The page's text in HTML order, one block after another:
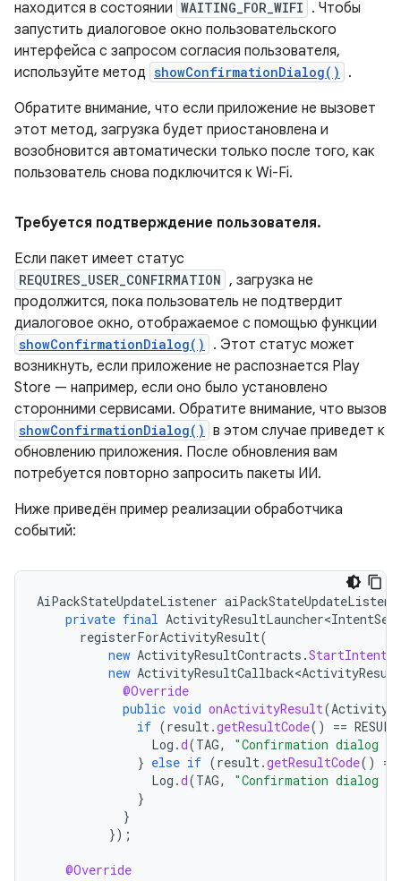
находится в состоянии WAITING_FOR_WIFI . Чтобы
запустить диалоговое окно пользовательского
интерфейса с запросом согласия пользователя,
используйте метод showConfirmationDialog()
.
Обратите внимание, что если приложение не вызовет
этот метод, загрузка будет приостановлена ​​и
возобновится автоматически только после того, как
пользователь снова подключится к Wi-Fi.
Требуется подтверждение пользователя.
Если пакет имеет статус
REQUIRES_USER_CONFIRMATION , загрузка не
продолжится, пока пользователь не подтвердит
диалоговое окно, отображаемое с помощью функции
showConfirmationDialog()
. Этот статус может
возникнуть, если приложение не распознается Play
Store — например, если оно было установлено
сторонними сервисами. Обратите внимание, что вызов
showConfirmationDialog() в этом случае приведет к
обновлению приложения. После обновления вам
потребуется повторно запросить пакеты ИИ.
Ниже приведён пример реализации обработчика
событий:
AiPackStateUpdateListener
private final
registerForActivityResult(
new ActivityResultContracts .
new
@Override
public void onActivityResult(
if (result.getResultCode() ==
Log .d(TAG,
"Confirmation dialog
} else if (result.getResultCode()
==
Log .d(TAG,
"Confirmation dialog
}
}
});
@Override